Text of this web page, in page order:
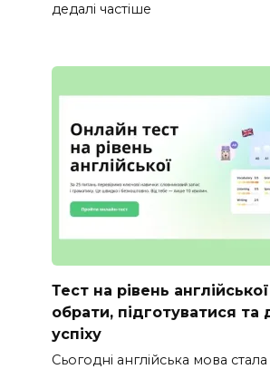
дедалі частіше
Тест на рівень
обрати, підготуватися та
успіху
Сьогодні англійська мова стала